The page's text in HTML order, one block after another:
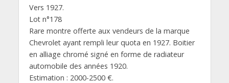
Vers 1927.
Lot n°178
Rare montre offerte aux vendeurs de la marque
Chevrolet ayant rempli leur quota en 1927. Boitier
en alliage chromé signé en forme de radiateur
automobile des années 1920.
Estimation : 2000-2500 €.